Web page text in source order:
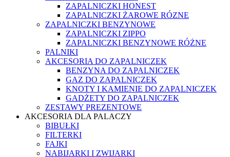
ZAPALNICZKI HONEST
ZAPALNICZKI ŻAROWE RÓZNE
ZAPALNICZKI BENZYNOWE
ZAPALNICZKI ZIPPO
ZAPALNICZKI BENZYNOWE RÓŻNE
PALNIKI
AKCESORIA DO ZAPALNICZEK
BENZYNA DO ZAPALNICZEK
GAZ DO ZAPALNICZEK
KNOTY I KAMIENIE DO ZAPALNICZEK
GADŻETY DO ZAPALNICZEK
ZESTAWY PREZENTOWE
AKCESORIA DLA PALACZY
BIBUŁKI
FILTERKI
FAJKI
NABIJARKI I ZWIJARKI